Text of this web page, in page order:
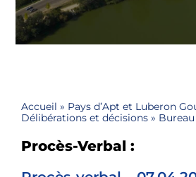
Accueil » Pays d’Apt et Luberon
Délibérations et décisions»
Procès-Verbal :